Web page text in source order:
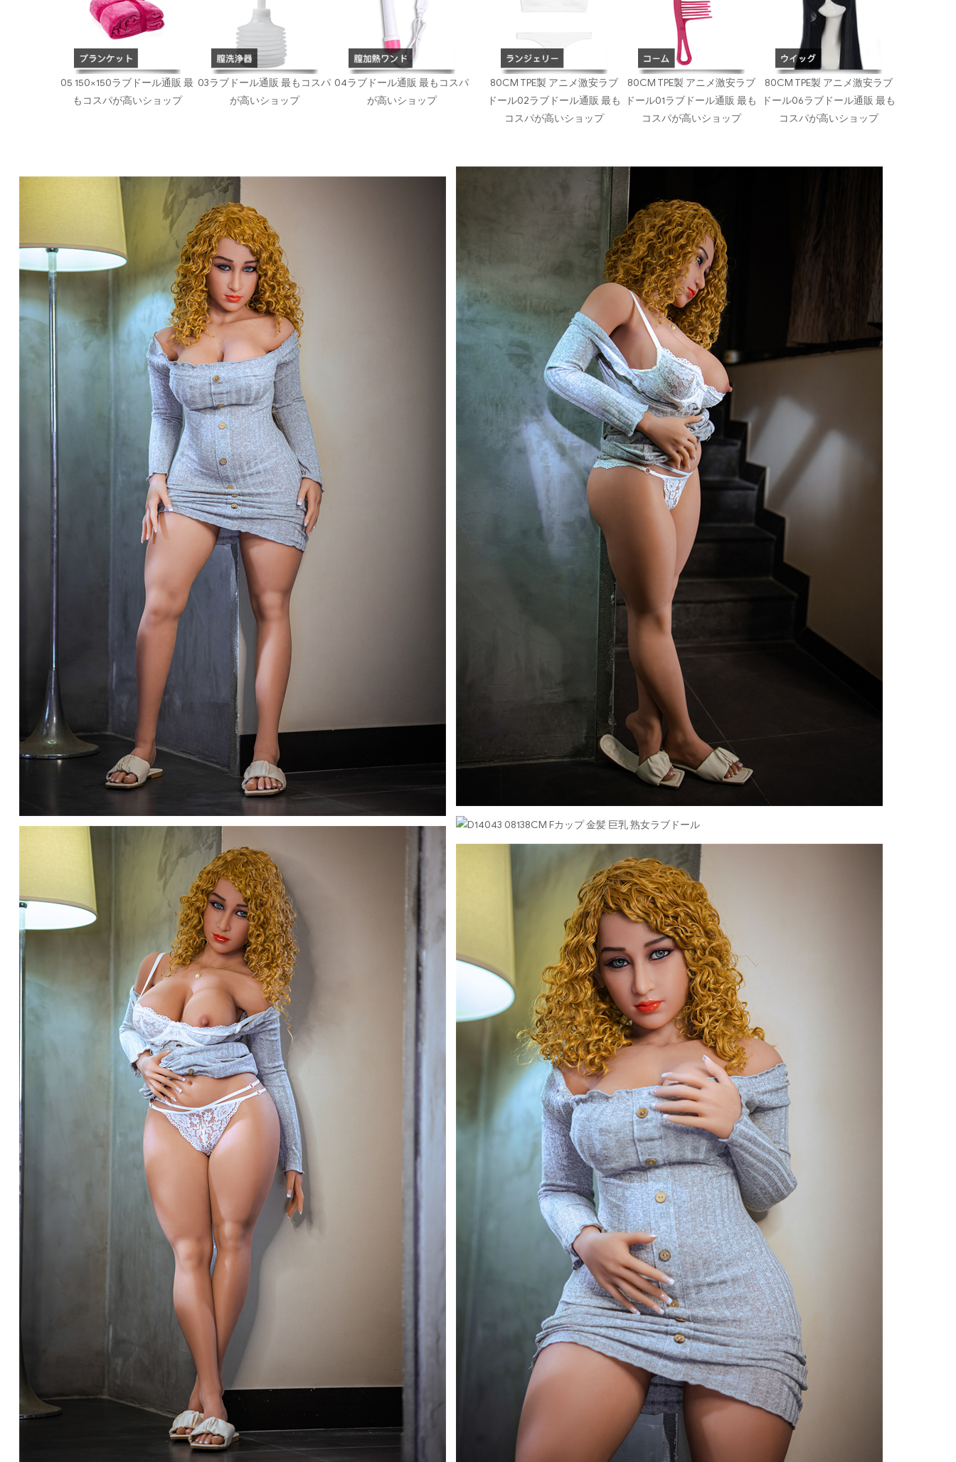
05 150×150ラブドール通販 最
もコスパが高いショップ
03ラブドール通販 最もコスパ
が高いショップ
04ラブドール通販 最もコスパ
が高いショップ
80CM TPE製 アニメ激安ラブ
ドール02ラブドール通販 最も
コスパが高いショップ
80CM TPE製 アニメ激安ラブ
ドール01ラブドール通販 最も
コスパが高いショップ
80CM TPE製 アニメ激安ラブ
ドール06ラブドール通販 最も
コスパが高いショップ